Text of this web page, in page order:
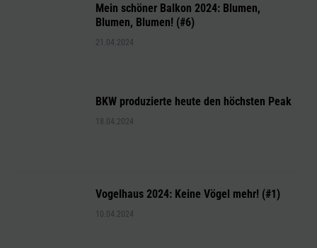
Mein schöner Balkon 2024: Blumen,
Blumen, Blumen! (#6)
21.04.2024
BKW produzierte heute den höchsten Peak
18.04.2024
Vogelhaus 2024: Keine Vögel mehr! (#1)
10.04.2024